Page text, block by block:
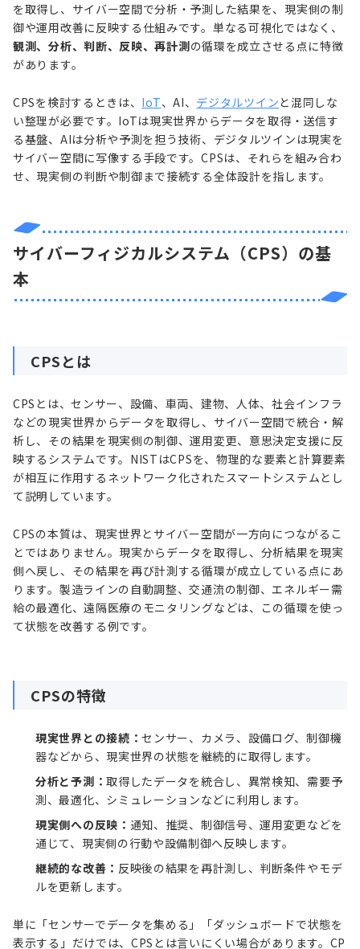
を取得し、サイバー空間で分析・予測した結果を、現実側の制
御や運用改善に反映する仕組みです。単なる可視化ではなく、
観測、分析、判断、反映、再計測の循環を成立させる点に特徴
があります。
CPSを検討するときは、 IoT、AI、 デジタルツインと混同しな
い整理が必要です。IoTは現実世界からデータを取得・送信す
る基盤、AIは分析や予測を担う技術、デジタルツインは現実を
サイバー空間に写像する手段です。CPSは、それらを組み合わ
せ、現実側の判断や制御まで接続する全体設計を指します。
サイバーフィジカルシステム（CPS）の基
本
CPSとは
CPSとは、センサー、設備、車両、建物、人体、社会インフラ
などの現実世界からデータを取得し、サイバー空間で統合・解
析し、その結果を現実側の制御、運用変更、意思決定支援に反
映するシステムです。NISTはCPSを、物理的な要素と計算要素
が相互に作用するネットワーク化されたスマートシステムとし
て説明しています。
CPSの本質は、現実世界とサイバー空間が一方向につながるこ
とではありません。現実からデータを取得し、分析結果を現実
側へ戻し、その結果を再び計測する循環が成立している点にあ
ります。製造ラインの自動調整、交通流の制御、エネルギー需
給の最適化、遠隔医療のモニタリングなどは、この循環を使っ
て状態を改善する例です。
CPSの特徴
現実世界との接続：センサー、カメラ、設備ログ、制御機
器などから、現実世界の状態を継続的に取得します。
分析と予測：取得したデータを統合し、異常検知、需要予
測、最適化、シミュレーションなどに利用します。
現実側への反映： 通知、推奨、制御信号、運用変更などを
通じて、現実側の行動や設備制御へ反映します。
継続的な改善： 反映後の結果を再計測し、判断条件やモデ
ルを更新します。
単に「センサーでデータを集める」「ダッシュボードで状態を
表示する」だけでは、CPSとは言いにくい場合があります。CP